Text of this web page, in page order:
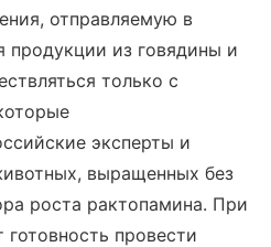
отправляемую в
из говядины и
только с
эксперты и
выращенных без
роста рактопамина. При
провести